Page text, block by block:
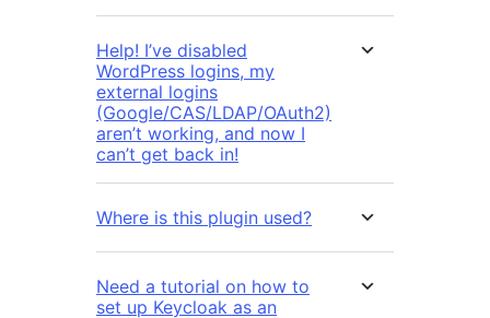
Help! I’ve disabled
WordPress logins, my
external logins
(Google/CAS/LDAP/OAuth2)
aren’t working, and now I
can’t get back in!
Where is this plugin used?
Need a tutorial on how to
set up Keycloak as an